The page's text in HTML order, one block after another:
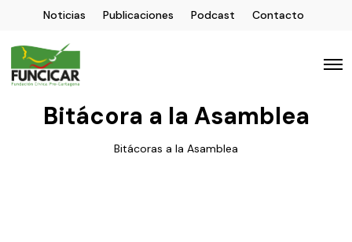
Noticias Publicaciones Podcast Contacto
Bitácora a la Asamblea
Bitácoras a la Asamblea